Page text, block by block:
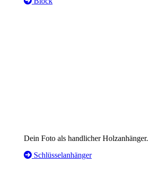
Dein Foto als handlicher Holzanhänger.
Schlüsselanhänger